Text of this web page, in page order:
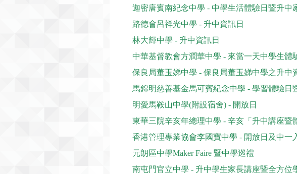
迦密唐賓南紀念中學 - 中學生活體驗日暨升中
路德會呂祥光中學 - 升中資訊日
林大輝中學 - 升中資訊日
中華基督教會方潤華中學 - 來當一天中學生體
保良局董玉娣中學 - 保良局董玉娣中學之升中
馬錦明慈善基金馬可賓紀念中學 - 學習體驗日
明愛馬鞍山中學(附設宿舍) - 開放日
東華三院辛亥年總理中學 - 辛亥「升中講座暨
香港管理專業協會李國寶中學 - 開放日及中一
元朗區中學Maker Faire 暨中學巡禮
南屯門官立中學 - 升中學生家長講座暨全方位